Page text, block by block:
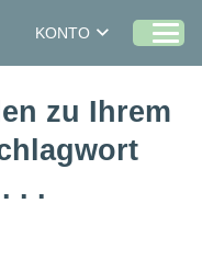
KONTO
zu Ihrem
. .